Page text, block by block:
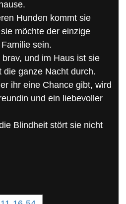
Hunden kommt sie
möchte der einzige
sein.
und im Haus ist sie
die ganze Nacht durch.
ihr eine Chance gibt, wird
und ein liebevoller
Blindheit stört sie nicht